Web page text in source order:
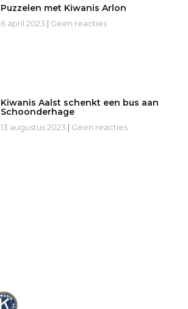
Puzzelen met Kiwanis Arlon
6 april 2023 Geen reacties
Kiwanis Aalst schenkt een bus aan
Schoonderhage
13 augustus 2023 Geen reacties